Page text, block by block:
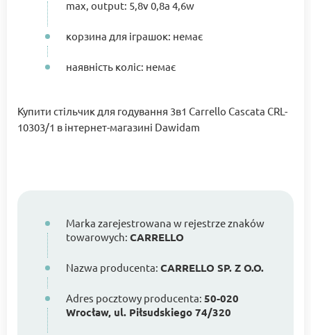
max, output: 5,8v 0,8a 4,6w
корзина для іграшок: немає
наявність коліс: немає
Купити стільчик для годування 3в1 Carrello Cascata CRL-
10303/1 в інтернет-магазині Dawidam
Marka zarejestrowana w rejestrze znaków
towarowych: CARRELLO
Nazwa producenta: CARRELLO SP. Z O.O.
Adres pocztowy producenta: 50-020
Wrocław, ul. Piłsudskiego 74/320